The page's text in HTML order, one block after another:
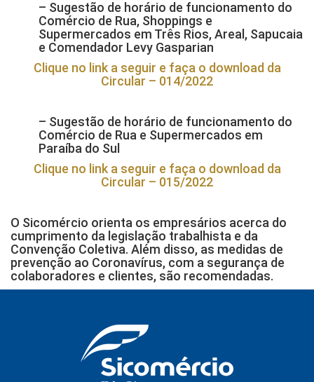
– Sugestão de horário de funcionamento do
Comércio de Rua, Shoppings e
Supermercados em Três Rios, Areal, Sapucaia
e Comendador Levy Gasparian
Clique no link a seguir e faça o download da
Circular – 014/2022
– Sugestão de horário de funcionamento do
Comércio de Rua e Supermercados em
Paraíba do Sul
Clique no link a seguir e faça o download da
Circular – 015/2022
O Sicomércio orienta os empresários acerca do
cumprimento da legislação trabalhista e da
Convenção Coletiva. Além disso, as medidas de
prevenção ao Coronavírus, com a segurança de
colaboradores e clientes, são recomendadas.